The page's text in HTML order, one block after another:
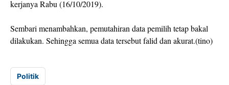
kerjanya Rabu (16/10/2019).
Sembari menambahkan, pemutahiran data pemilih tetap bakal
dilakukan. Sehingga semua data tersebut falid dan akurat.(tino)
Politik